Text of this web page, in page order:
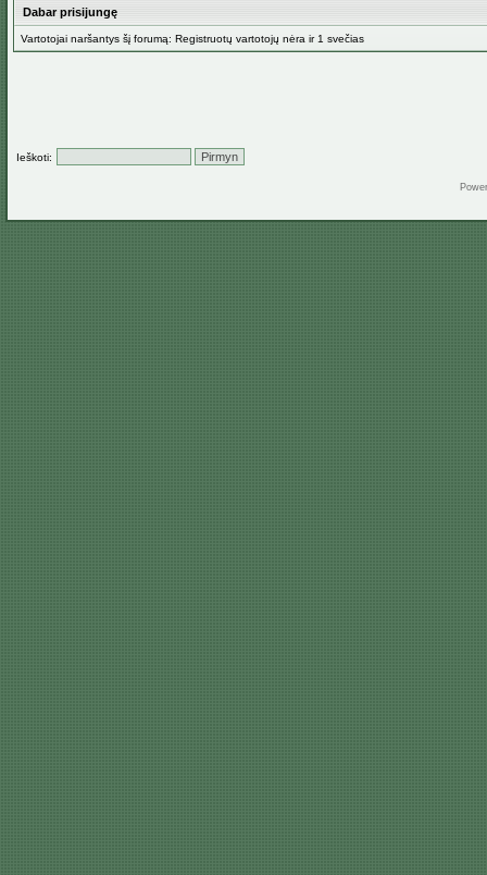
Dabar prisijungę
Vartotojai naršantys šį forumą: Registruotų vartotojų nėra ir 1 svečias
Ieškoti: